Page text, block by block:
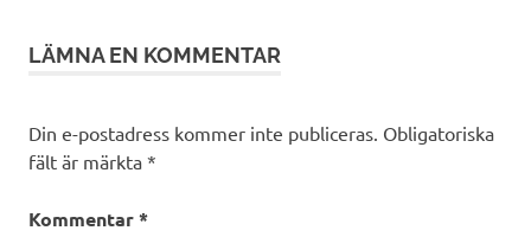
LÄMNA EN KOMMENTAR
Din e-postadress kommer inte publiceras. Obligatoriska
fält är märkta *
Kommentar*